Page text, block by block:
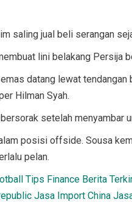
saling jual beli serangan
lini belakang Persija
datang lewat tendangan
Hilman Syah.
setelah menyambar
posisi offside. Sousa
pelan.
Tips Finance Berita
Jasa Import China